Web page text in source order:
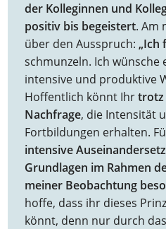
der Kolleginnen und
positiv bis begeistert. Am
über den Ausspruch:„Ich
schmunzeln. Ich wünsche
intensive und produktive
Hoffentlich könnt Ihrtrotz
Nachfrage, die Intensität
Fortbildungen erhalten.
intensive
Grundlagen im Rahmen
meiner Beobachtung
hoffe, dass ihr dieses
könnt, denn nur durch